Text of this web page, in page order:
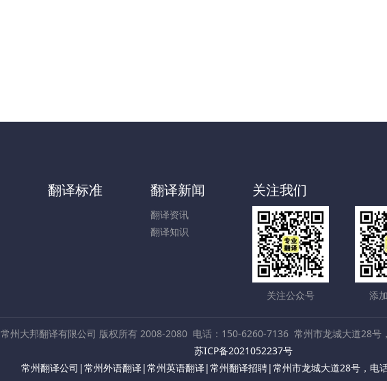
翻译标准 翻译新闻
翻译资讯
翻译知识
关注我们
关注公众号 添
常州大邦翻译有限公司 版权所有 2008-2080 电话：150-6260-7136 常州市龙城大道28号
苏ICP备2021052237号
常州翻译公司|常州外语翻译|常州英语翻译|常州翻译招聘|常州市龙城大道28号，电